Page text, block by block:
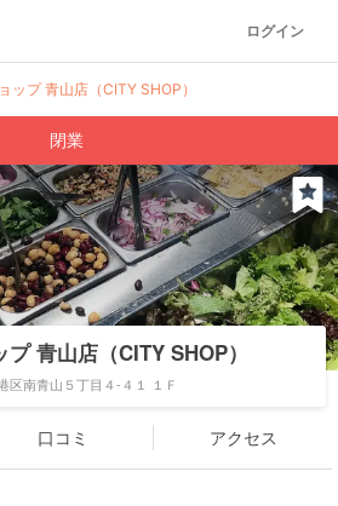
ログイン
ップ 青山店（CITY SHOP）
閉業
青山店（CITY SHOP）
区南青山５丁目４-４１ １Ｆ
口コミ アクセス